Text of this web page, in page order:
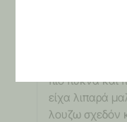
πιο πυκνά και
είχα λιπαρά
λουζω σχεδόν